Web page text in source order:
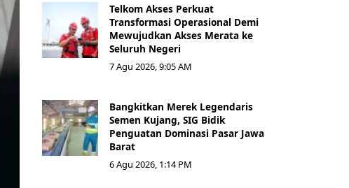
Telkom Akses Perkuat
Transformasi Operasional Demi
Mewujudkan Akses Merata ke
Seluruh Negeri
7 Agu 2026, 9:05 AM
Bangkitkan Merek Legendaris
Semen Kujang, SIG Bidik
Penguatan Dominasi Pasar Jawa
Barat
6 Agu 2026, 1:14 PM